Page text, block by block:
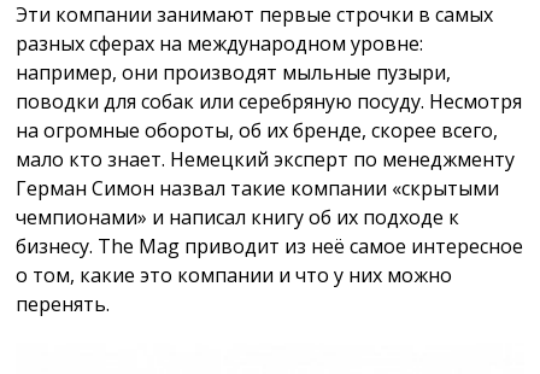
Эти компании занимают первые строчки в самых
разных сферах на международном уровне:
например, они производят мыльные пузыри,
поводки для собак или серебряную посуду. Несмотря
на огромные обороты, об их бренде, скорее всего,
мало кто знает. Немецкий эксперт по менеджменту
Герман Симон назвал такие компании «скрытыми
чемпионами» и написал книгу об их подходе к
бизнесу. The Mag приводит из неё самое интересное
о том, какие это компании и что у них можно
перенять.